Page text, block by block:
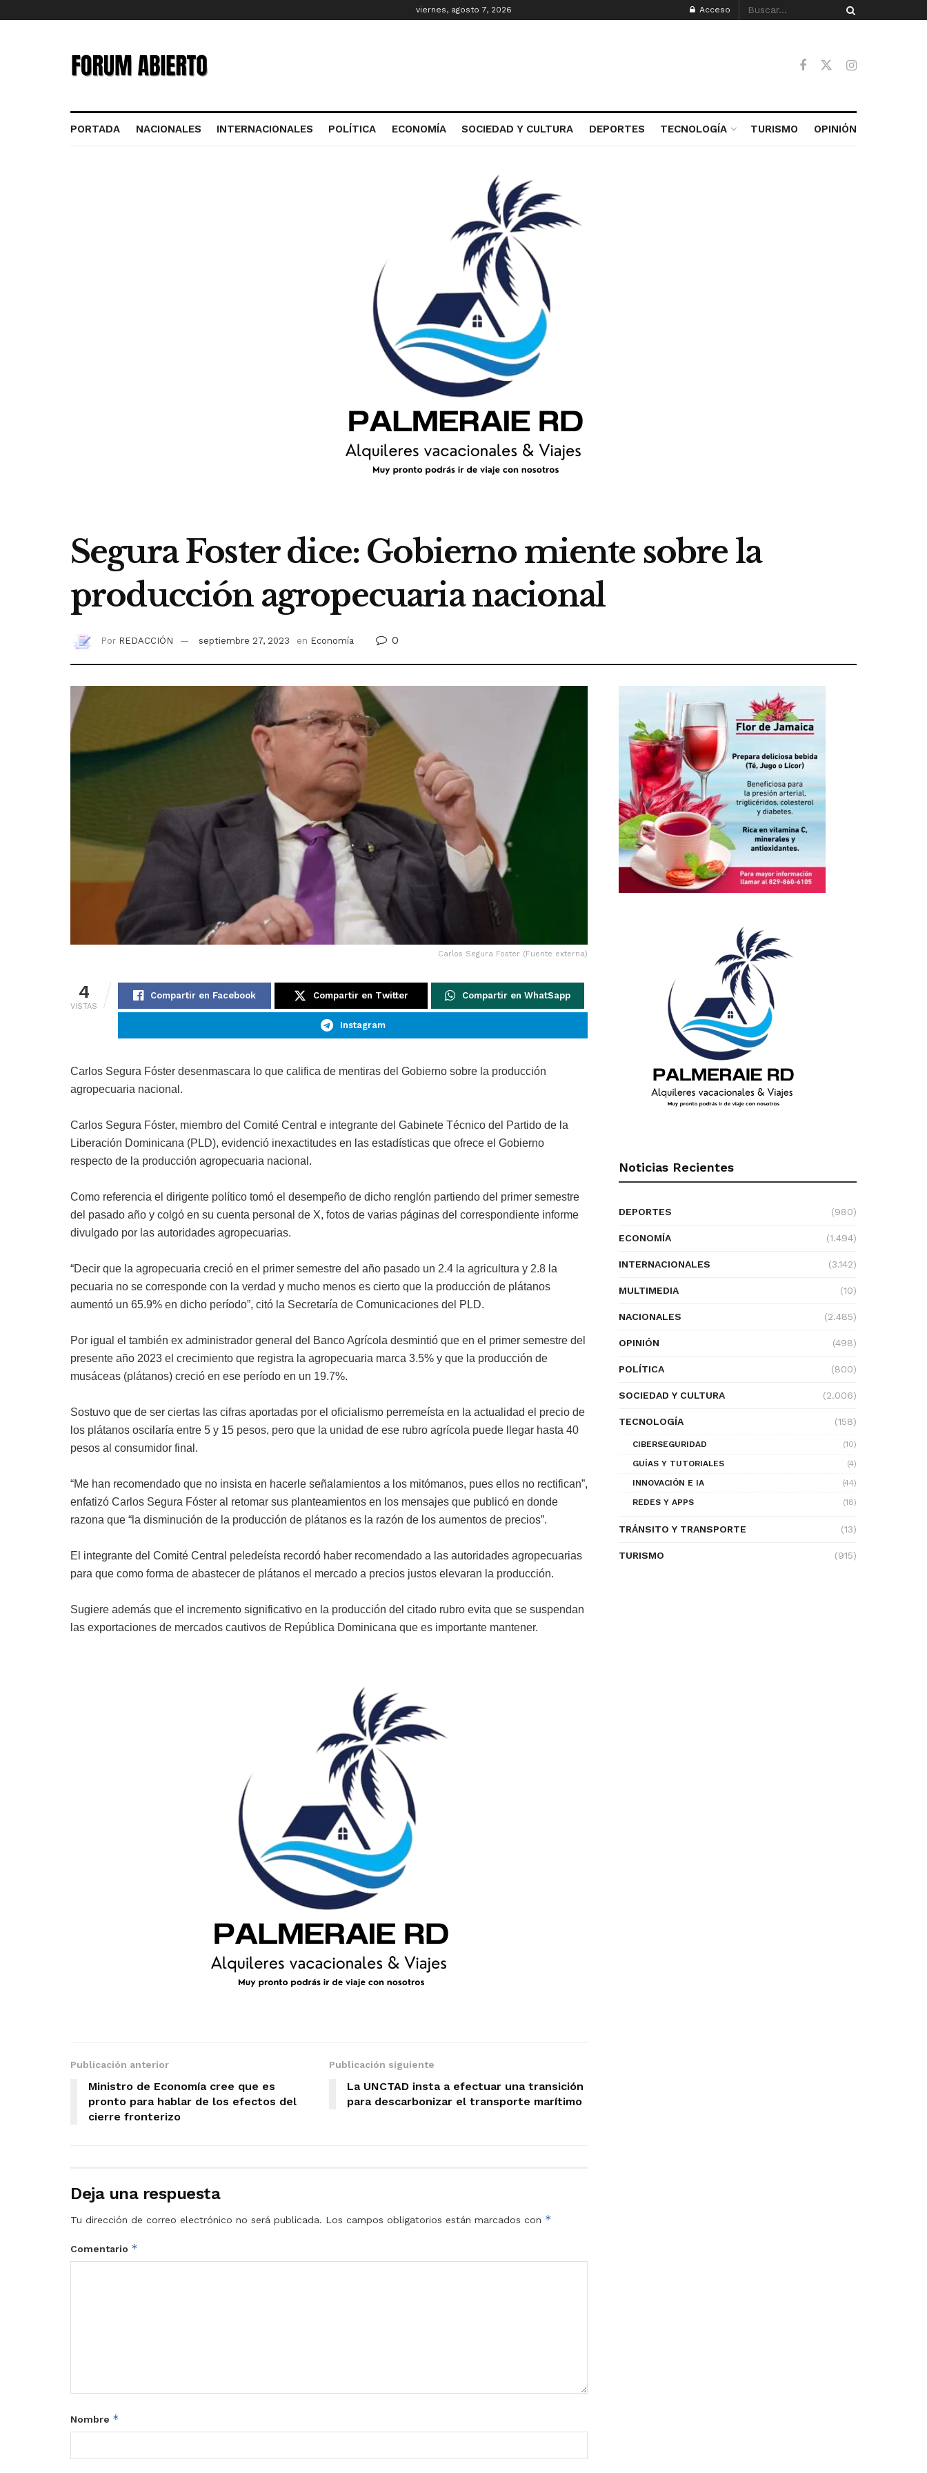
viernes, agosto 7, 2026 Acceso
PORTADA NACIONALES INTERNACIONALES POLÍTICA ECONOMÍA SOCIEDAD Y CULTURA DEPORTES TECNOLOGÍA TURISMO OPINIÓN
Segura Foster dice: Gobierno miente sobre la
producción agropecuaria nacional
Por REDACCIÓN septiembre 27, 2023 en Economía 0
Carlos Segura Foster (Fuente externa)
4
VISTAS
Compartir en Facebook Compartir en Twitter Compartir en WhatSapp
Instagram
Carlos Segura Fóster desenmascara lo que califica de mentiras del Gobierno sobre la producción
agropecuaria nacional.
Carlos Segura Fóster, miembro del Comité Central e integrante del Gabinete Técnico del Partido de la
Liberación Dominicana (PLD), evidenció inexactitudes en las estadísticas que ofrece el Gobierno
respecto de la producción agropecuaria nacional.
Como referencia el dirigente político tomó el desempeño de dicho renglón partiendo del primer semestre
del pasado año y colgó en su cuenta personal de X, fotos de varias páginas del correspondiente informe
divulgado por las autoridades agropecuarias.
“Decir que la agropecuaria creció en el primer semestre del año pasado un 2.4 la agricultura y 2.8 la
pecuaria no se corresponde con la verdad y mucho menos es cierto que la producción de plátanos
aumentó un 65.9% en dicho período”, citó la Secretaría de Comunicaciones del PLD.
Por igual el también ex administrador general del Banco Agrícola desmintió que en el primer semestre del
presente año 2023 el crecimiento que registra la agropecuaria marca 3.5% y que la producción de
musáceas (plátanos) creció en ese período en un 19.7%.
Sostuvo que de ser ciertas las cifras aportadas por el oficialismo perremeísta en la actualidad el precio de
los plátanos oscilaría entre 5 y 15 pesos, pero que la unidad de ese rubro agrícola puede llegar hasta 40
pesos al consumidor final.
“Me han recomendado que no insista en hacerle señalamientos a los mitómanos, pues ellos no rectifican”,
enfatizó Carlos Segura Fóster al retomar sus planteamientos en los mensajes que publicó en donde
razona que “la disminución de la producción de plátanos es la razón de los aumentos de precios”.
El integrante del Comité Central peledeísta recordó haber recomendado a las autoridades agropecuarias
para que como forma de abastecer de plátanos el mercado a precios justos elevaran la producción.
Sugiere además que el incremento significativo en la producción del citado rubro evita que se suspendan
las exportaciones de mercados cautivos de República Dominicana que es importante mantener.
Publicación anterior
Ministro de Economía cree que es
pronto para hablar de los efectos del
cierre fronterizo
Publicación siguiente
La UNCTAD insta a efectuar una transición
para descarbonizar el transporte marítimo
Deja una respuesta
Tu dirección de correo electrónico no será publicada. Los campos obligatorios están marcados con *
Comentario *
Nombre *
Noticias Recientes
DEPORTES (980)
ECONOMÍA (1.494)
INTERNACIONALES (3.142)
MULTIMEDIA (10)
NACIONALES (2.485)
OPINIÓN (498)
POLÍTICA (800)
SOCIEDAD Y CULTURA (2.006)
TECNOLOGÍA (158)
CIBERSEGURIDAD
(10)
GUÍAS Y TUTORIALES
(4)
INNOVACIÓN E IA
(44)
REDES Y APPS
(18)
TRÁNSITO Y TRANSPORTE (13)
TURISMO (915)